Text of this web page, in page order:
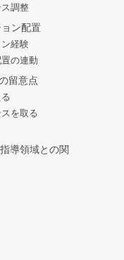
調整
ン配置
経験
の連動
留意点
を取る
導領域との関